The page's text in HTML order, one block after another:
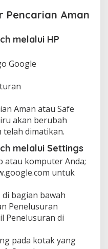
Pencarian Aman
melalui HP
Google
Aman atau Safe
akan berubah
telah dimatikan.
melalui Settings
atau komputer Anda;
untuk
bagian bawah
Penelusuran
Penelusuran di
pada kotak yang